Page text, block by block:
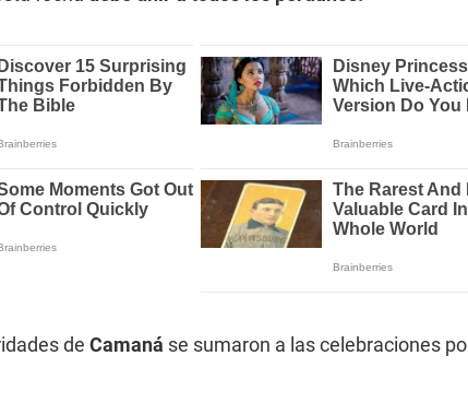
de Camaná se sumaron a las celebraciones